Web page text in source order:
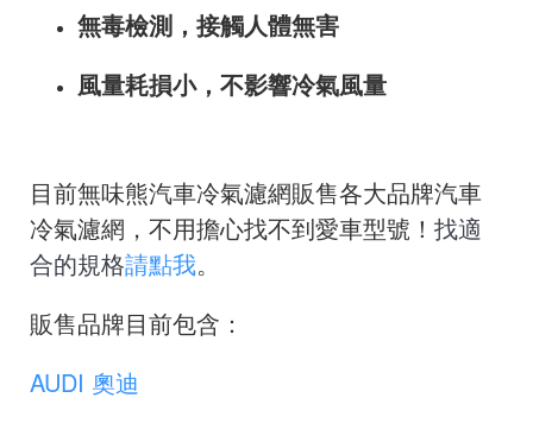
無毒檢測，接觸人體無害
風量耗損小，不影響冷氣風量
目前無味熊汽車冷氣濾網販售各大品牌汽車
冷氣濾網，不用擔心找不到愛車型號！ 找適
合的規格請點我。
販售品牌目前包含：
AUDI 奧迪